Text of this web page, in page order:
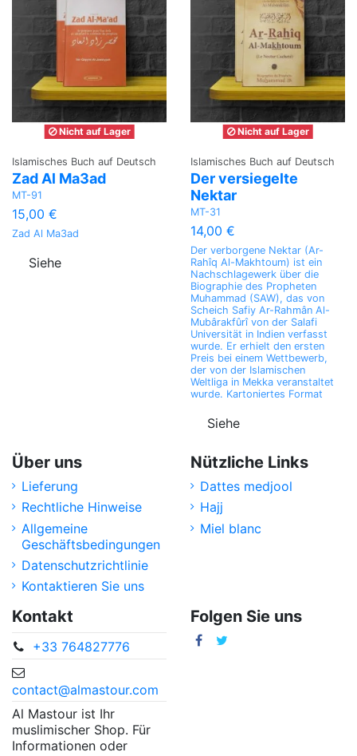
Nicht auf Lager
Islamisches Buch auf Deutsch
Zad Al Ma3ad
MT-91
15,00 €
Zad Al Ma3ad
Siehe
Nicht auf Lager
Islamisches Buch auf Deutsch
Der versiegelte
Nektar
MT-31
14,00 €
Der verborgene Nektar (Ar-
Rahîq Al-Makhtoum) ist ein
Nachschlagewerk über die
Biographie des Propheten
Muhammad (SAW), das von
Scheich Safiy Ar-Rahmân Al-
Mubârakfûrî von der Salafi
Universität in Indien verfasst
wurde. Er erhielt den ersten
Preis bei einem Wettbewerb,
der von der Islamischen
Weltliga in Mekka veranstaltet
wurde. Kartoniertes Format
Siehe
Über uns
Lieferung
Rechtliche Hinweise
Allgemeine
Geschäftsbedingungen
Datenschutzrichtlinie
Kontaktieren Sie uns
Nützliche Links
Dattes medjool
Hajj
Miel blanc
Kontakt
+33 764827776
contact@almastour.com
Al Mastour ist Ihr
muslimischer Shop. Für
Informationen oder
Folgen Sie uns